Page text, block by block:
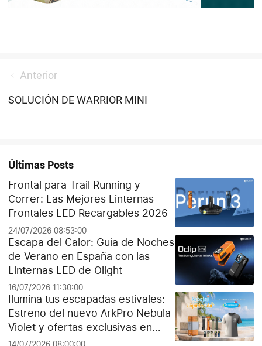
Anterior
SOLUCIÓN DE WARRIOR MINI
Últimas Posts
Frontal para Trail Running y
Correr: Las Mejores Linternas
Frontales LED Recargables 2026
24/07/2026 08:53:00
Escapa del Calor: Guía de Noches
de Verano en España con las
Linternas LED de Olight
16/07/2026 11:30:00
Ilumina tus escapadas estivales:
Estreno del nuevo ArkPro Nebula
Violet y ofertas exclusivas en
Olight España